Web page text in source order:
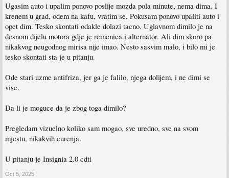
Ugasim auto i upalim ponovo poslije mozda pola minute, nema dima. I
krenem u grad, odem na kafu, vratim se. Pokusam ponovo upaliti auto i
opet dim. Tesko skontati odakle dolazi tacno. Uglavnom dimilo je na
desnom dijelu motora gdje je remenica i alternator. Ali dim skoro pa
nikakvog neugodnog mirisa nije imao. Nesto sasvim malo, i bilo mi je
tesko skontati sta je u pitanju.
Ode stari uzme antifriza, jer ga je falilo, njega dolijem, i ne dimi se
vise.
Da li je moguce da je zbog toga dimilo?
Pregledam vizuelno koliko sam mogao, sve uredno, sve na svom
mjestu, nikakvih curenja.
U pitanju je Insignia 2.0 cdti
Oct 5, 2025